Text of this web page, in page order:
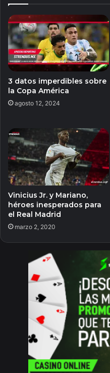
3 datos imperdibles sobre
la Copa América
agosto 12, 2024
Vinicius Jr. y Mariano,
héroes inesperados para
el Real Madrid
marzo 2, 2020